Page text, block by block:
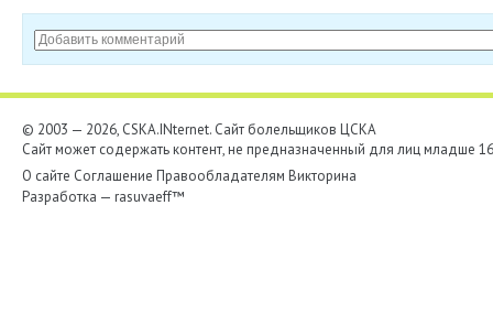
© 2003 — 2026, CSKA.INternet. Cайт болельщиков ЦСКА
Сайт может содержать контент, не предназначенный для лиц младше
О сайте Соглашение Правообладателям Викторина
Разработка — rasuvaeff™